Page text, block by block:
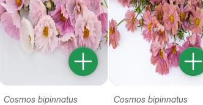
Cosmos bipinnatus Cosmos bipinnatus